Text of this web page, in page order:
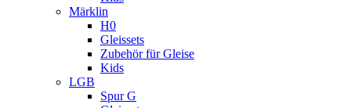
Märklin
H0
Gleissets
Zubehör für Gleise
Kids
LGB
Spur G